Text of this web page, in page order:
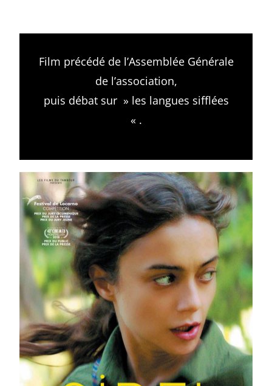
Film précédé de l’Assemblée Générale
de l’association,
puis débat sur » les langues sifflées
« .